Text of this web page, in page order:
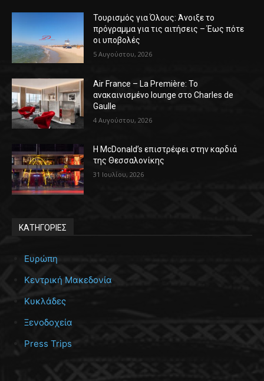
Τουρισμός για Όλους: Άνοιξε το
πρόγραμμα για τις αιτήσεις – Έως πότε
οι υποβολές
5 Αυγούστου, 2026
Air France – La Première: Το
ανακαινισμένο lounge στο Charles de
Gaulle
4 Αυγούστου, 2026
Η McDonald’s επιστρέφει στην καρδιά
της Θεσσαλονίκης
31 Ιουλίου, 2026
ΚΑΤΗΓΟΡΙΕΣ
Ευρώπη
Κεντρική Μακεδονία
Κυκλάδες
Ξενοδοχεία
Press Trips